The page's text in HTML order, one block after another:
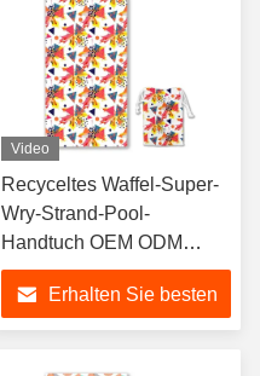
Video
Recyceltes Waffel-Super-
Wry-Strand-Pool-
Handtuch OEM ODM
Individuelles Strandtuch
Mikrofaser-Spa-
Handtücher mit Logo
Erhalten Sie besten